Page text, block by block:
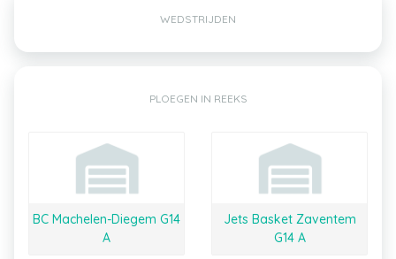
WEDSTRIJDEN
PLOEGEN IN REEKS
BC Machelen-Diegem G14
A
Jets Basket Zaventem
G14 A